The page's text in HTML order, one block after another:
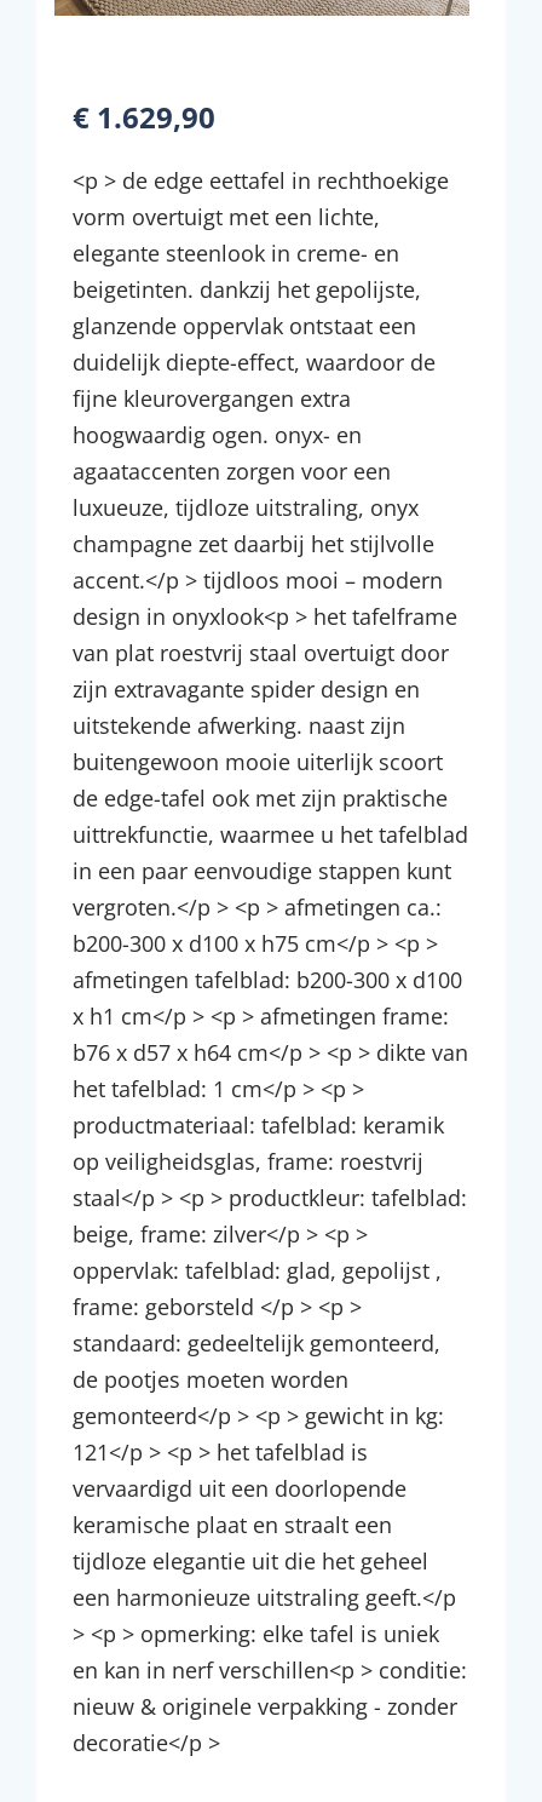
€ 1.629,90
<p > de edge eettafel in rechthoekige
vorm overtuigt met een lichte,
elegante steenlook in creme- en
beigetinten. dankzij het gepolijste,
glanzende oppervlak ontstaat een
duidelijk diepte-effect, waardoor de
fijne kleurovergangen extra
hoogwaardig ogen. onyx- en
agaataccenten zorgen voor een
luxueuze, tijdloze uitstraling, onyx
champagne zet daarbij het stijlvolle
accent.</p > tijdloos mooi – modern
design in onyxlook<p > het tafelframe
van plat roestvrij staal overtuigt door
zijn extravagante spider design en
uitstekende afwerking. naast zijn
buitengewoon mooie uiterlijk scoort
de edge-tafel ook met zijn praktische
uittrekfunctie, waarmee u het tafelblad
in een paar eenvoudige stappen kunt
vergroten.</p > <p > afmetingen ca.:
b200-300 x d100 x h75 cm</p > <p >
afmetingen tafelblad: b200-300 x d100
x h1 cm</p > <p > afmetingen frame:
b76 x d57 x h64 cm</p > <p > dikte van
het tafelblad: 1 cm</p > <p >
productmateriaal: tafelblad: keramik
op veiligheidsglas, frame: roestvrij
staal</p > <p > productkleur: tafelblad:
beige, frame: zilver</p > <p >
oppervlak: tafelblad: glad, gepolijst ,
frame: geborsteld </p > <p >
standaard: gedeeltelijk gemonteerd,
de pootjes moeten worden
gemonteerd</p > <p > gewicht in kg:
121</p > <p > het tafelblad is
vervaardigd uit een doorlopende
keramische plaat en straalt een
tijdloze elegantie uit die het geheel
een harmonieuze uitstraling geeft.</p
> <p > opmerking: elke tafel is uniek
en kan in nerf verschillen<p > conditie:
nieuw & originele verpakking - zonder
decoratie</p >